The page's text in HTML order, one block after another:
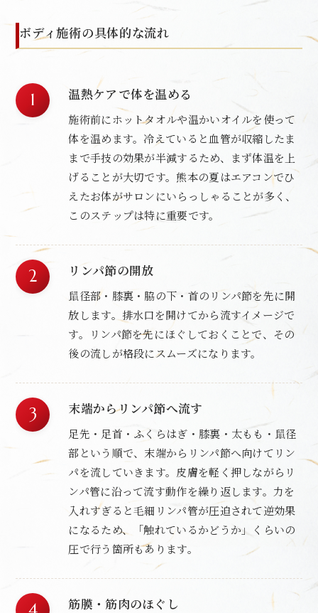
ボディ施術の具体的な流れ
温熱ケアで体を温める
施術前にホットタオルや温かいオイルを使って
体を温めます。冷えていると血管が収縮したま
まで手技の効果が半減するため、まず体温を上
げることが大切です。熊本の夏はエアコンでひ
えたお体がサロンにいらっしゃることが多く、
このステップは特に重要です。
リンパ節の開放
鼠径部・膝裏・脇の下・首のリンパ節を先に開
放します。排水口を開けてから流すイメージで
す。リンパ節を先にほぐしておくことで、その
後の流しが格段にスムーズになります。
末端からリンパ節へ流す
足先・足首・ふくらはぎ・膝裏・太もも・鼠径
部という順で、末端からリンパ節へ向けてリン
パを流していきます。皮膚を軽く押しながらリ
ンパ管に沿って流す動作を繰り返します。力を
入れすぎると毛細リンパ管が圧迫されて逆効果
になるため、「触れているかどうか」くらいの
圧で行う箇所もあります。
筋膜・筋肉のほぐし